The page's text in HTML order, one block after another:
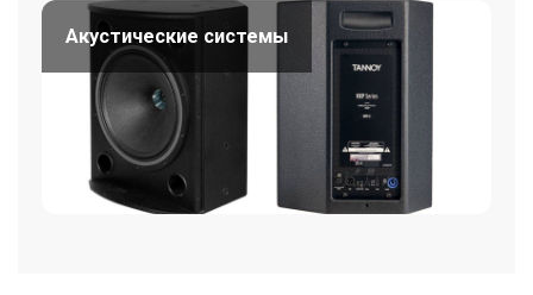
Акустические системы